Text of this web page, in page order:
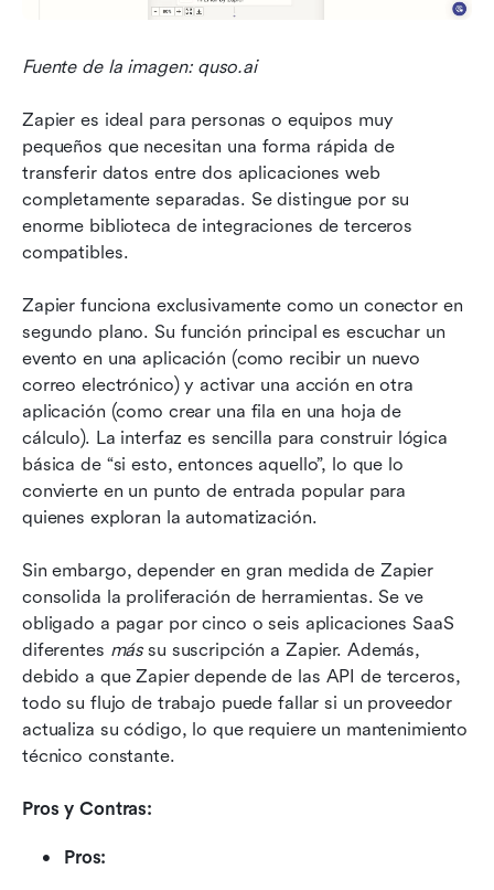
Fuente de la imagen: quso.ai
Zapier es ideal para personas o equipos muy
pequeños que necesitan una forma rápida de
transferir datos entre dos aplicaciones web
completamente separadas. Se distingue por su
enorme biblioteca de integraciones de terceros
compatibles.
Zapier funciona exclusivamente como un conector en
segundo plano. Su función principal es escuchar un
evento en una aplicación (como recibir un nuevo
correo electrónico) y activar una acción en otra
aplicación (como crear una fila en una hoja de
cálculo). La interfaz es sencilla para construir lógica
básica de “si esto, entonces aquello”, lo que lo
convierte en un punto de entrada popular para
quienes exploran la automatización.
Sin embargo, depender en gran medida de Zapier
consolida la proliferación de herramientas. Se ve
obligado a pagar por cinco o seis aplicaciones SaaS
diferentes más su suscripción a Zapier. Además,
debido a que Zapier depende de las API de terceros,
todo su flujo de trabajo puede fallar si un proveedor
actualiza su código, lo que requiere un mantenimiento
técnico constante.
Pros y Contras:
Pros: